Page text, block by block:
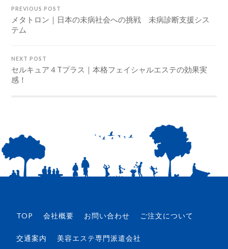
PREVIOUS POST
メタトロン｜日本の未病社会への挑戦 未病診断支援シス
テム
NEXT POST
セルキュア４Tプラス｜本格フェイシャルエステの効果実
感！
TOP 会社概要 お問い合わせ ご注文について
交通案内 美容エステ専門派遣会社